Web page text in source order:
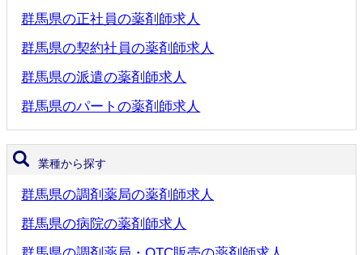
群馬県の正社員の薬剤師求人
群馬県の契約社員の薬剤師求人
群馬県の派遣の薬剤師求人
群馬県のパートの薬剤師求人
業種から探す
群馬県の調剤薬局の薬剤師求人
群馬県の病院の薬剤師求人